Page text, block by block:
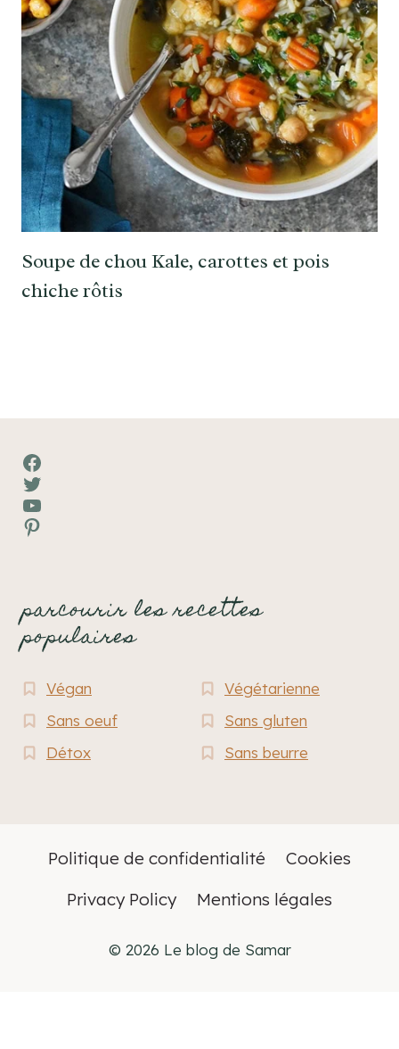
Soupe de chou Kale, carottes et pois
chiche rôtis
Facebook
Twitter
YouTube
Pinterest
parcourir les recettes
populaires
Végan
Végétarienne
Sans oeuf
Sans gluten
Détox
Sans beurre
Politique de confidentialité
Cookies
Privacy Policy
Mentions légales
© 2026 Le blog de Samar